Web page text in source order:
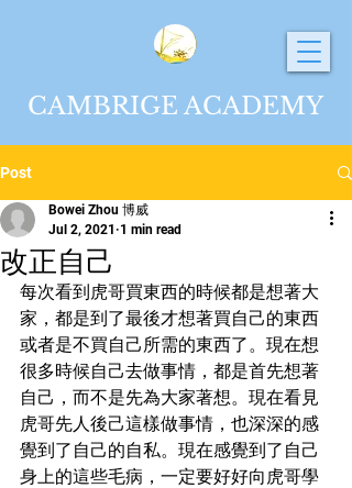
CAMBRIGE ACADEMY
Post
改正自己
Bowei Zhou 博威
Jul 2, 2021 1 min read
每次看到虎哥買東西的時候都是想著大
家，都是到了最後才想著買自己的東西
或者是不買自己所需的東西了。現在想
很多時候自己去做事情，都是首先想著
自己，而不是先為大家著想。現在看見
虎哥先人後己這樣做事情，也深深的感
覺到了自己的自私。現在感覺到了自己
身上的這些毛病，一定要好好向虎哥學